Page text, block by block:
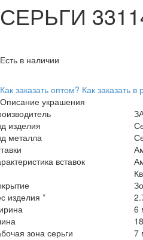
СЕРЬГИ
Есть в наличии
Как заказать оптом? Как заказать в
Описание украшения
изделия
металла
вставок
изделия *
6
зона серьги
7